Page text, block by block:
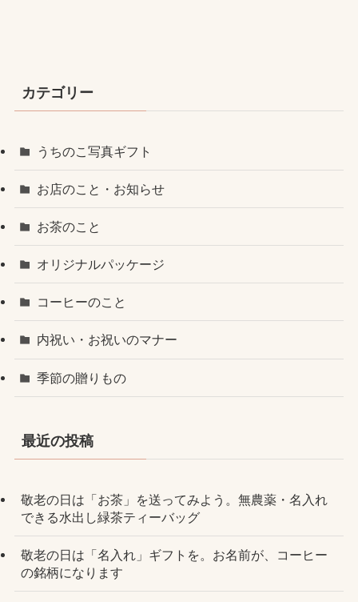
カテゴリー
うちのこ写真ギフト
お店のこと・お知らせ
お茶のこと
オリジナルパッケージ
コーヒーのこと
内祝い・お祝いのマナー
季節の贈りもの
最近の投稿
敬老の日は「お茶」を送ってみよう。無農薬・名入れ
できる水出し緑茶ティーバッグ
敬老の日は「名入れ」ギフトを。お名前が、コーヒー
の銘柄になります